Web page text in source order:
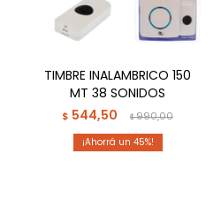
TIMBRE INALAMBRICO 150
MT 38 SONIDOS
$ 544,50 $990,00
45